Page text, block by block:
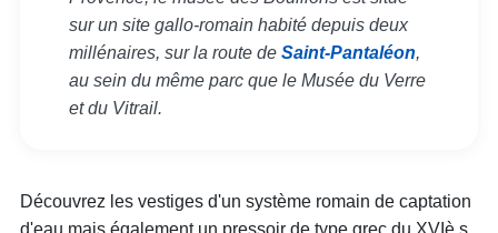
sur un site gallo-romain habité depuis deux
millénaires, sur la route deSaint-Pantaléon,
au sein du même parc que le Musée du Verre
et du Vitrail.
Découvrez les vestiges d'un système romain de captation